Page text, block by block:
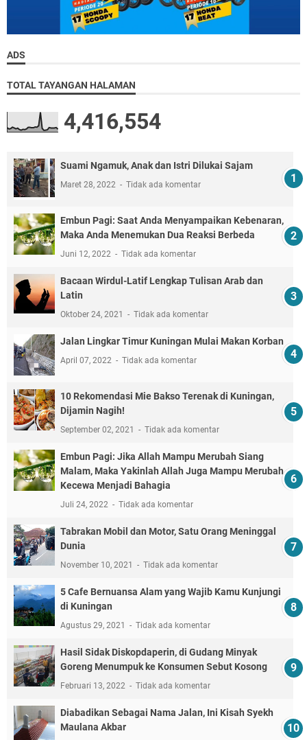
ADS
TOTAL TAYANGAN HALAMAN
4,416,554
Suami Ngamuk, Anak dan Istri Dilukai Sajam
Maret 28, 2022 Tidak ada komentar
Embun Pagi: Saat Anda Menyampaikan Kebenaran,
Maka Anda Menemukan Dua Reaksi Berbeda
Juni 12, 2022 Tidak ada komentar
Bacaan Wirdul-Latif Lengkap Tulisan Arab dan
Latin
Oktober 24, 2021 Tidak ada komentar
Jalan Lingkar Timur Kuningan Mulai Makan Korban
April 07, 2022 Tidak ada komentar
10 Rekomendasi Mie Bakso Terenak di Kuningan,
Dijamin Nagih!
September 02, 2021 Tidak ada komentar
Embun Pagi: Jika Allah Mampu Merubah Siang
Malam, Maka Yakinlah Allah Juga Mampu Merubah
Kecewa Menjadi Bahagia
Juli 24, 2022 Tidak ada komentar
Tabrakan Mobil dan Motor, Satu Orang Meninggal
Dunia
November 10, 2021 Tidak ada komentar
5 Cafe Bernuansa Alam yang Wajib Kamu Kunjungi
di Kuningan
Agustus 29, 2021 Tidak ada komentar
Hasil Sidak Diskopdaperin, di Gudang Minyak
Goreng Menumpuk ke Konsumen Sebut Kosong
Februari 13, 2022 Tidak ada komentar
Diabadikan Sebagai Nama Jalan, Ini Kisah Syekh
Maulana Akbar